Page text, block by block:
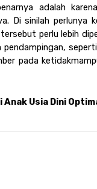
adalah
Di sinilah perlunya
perlu lebih
pada
Usia Dini